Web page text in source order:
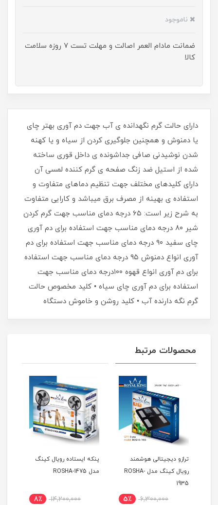
ناموجود
ضمانت مادام العمر اصالت و مهلت تست ۷ روزه سلامت
کالا
دارای حالت گرم نگهدانده ی آب جهت دم آوری بهتر چای
یا دمنوش و همچنین جلوگیری کردن از سیاه و یا کهنه
شدن نوشیدنی صافی جداشونده ی داخل قوری ساخته
شده از استیل ضد زنگ صفحه ی گرم کننده لمسی آن
دارای کلیدهای مختلف جهت تنظیم دماهای متفاوت و
استفاده ی بهینه از مصرف برق میباشد و کارایی متفاوت
به شرح زیر است: ۶۵ درجه دمای مناسب جهت گرم کردن
شیر ۸۰ درجه دمای مناسب جهت استفاده برای دم آوری
چای سفید ۹۰ درجه دمای مناسب جهت استفاده برای دم
آوری انواع دمنوش ۹۵ درجه دمای مناسب جهت استفاده
برای دم آوری انواع قهوه ۱۰۰درجه دمای مناسب جهت
استفاده برای دم آوری چای سیاه • کلید مخصوص حالت
گرم نگه دارنده آب • کلید روشن و خاموش دستگاه
محصولات مرتبط
ترازو دیجیتالی هوشمند
رویال کینگ مدل ROSHA-
1935
6,300,000 5٪
پنکه ایستاده رویال کینگ
مدل ROSHA-1475
14,200,000 8٪